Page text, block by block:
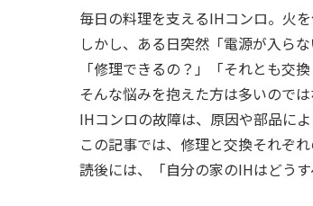
毎日の料理を支えるIHコンロ。火
しかし、ある日突然「電源が入ら
「修理できるの？」「それとも交
そんな悩みを抱えた方は多いのでは
IHコンロの故障は、原因や部品に
この記事では、修理と交換それぞ
読後には、「自分の家のIHはどう